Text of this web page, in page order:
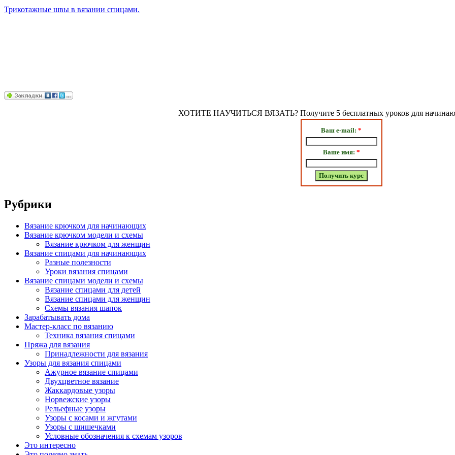
Трикотажные швы в вязании спицами.
ХОТИТЕ НАУЧИТЬСЯ ВЯЗАТЬ? Получите 5 бесплатных уроков для
Ваш e-mail: *
Ваше имя: *
Рубрики
Вязание крючком для начинающих
Вязание крючком модели и схемы
Вязание крючком для женщин
Вязание спицами для начинающих
Разные полезности
Уроки вязания спицами
Вязание спицами модели и схемы
Вязание спицами для детей
Вязание спицами для женщин
Схемы вязания шапок
Зарабатывать дома
Мастер-класс по вязанию
Техника вязания спицами
Пряжа для вязания
Принадлежности для вязания
Узоры для вязания спицами
Ажурное вязание спицами
Двухцветное вязание
Жаккардовые узоры
Норвежские узоры
Рельефные узоры
Узоры с косами и жгутами
Узоры с шишечками
Условные обозначения к схемам узоров
Это интересно